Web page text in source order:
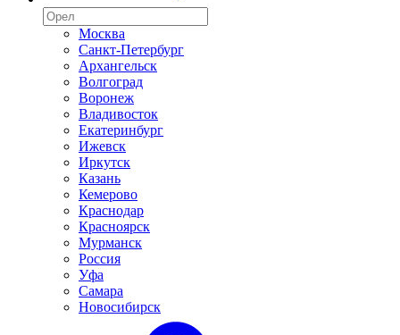
Москва
Санкт-Петербург
Архангельск
Волгоград
Воронеж
Владивосток
Екатеринбург
Ижевск
Иркутск
Казань
Кемерово
Краснодар
Красноярск
Мурманск
Россия
Уфа
Самара
Новосибирск